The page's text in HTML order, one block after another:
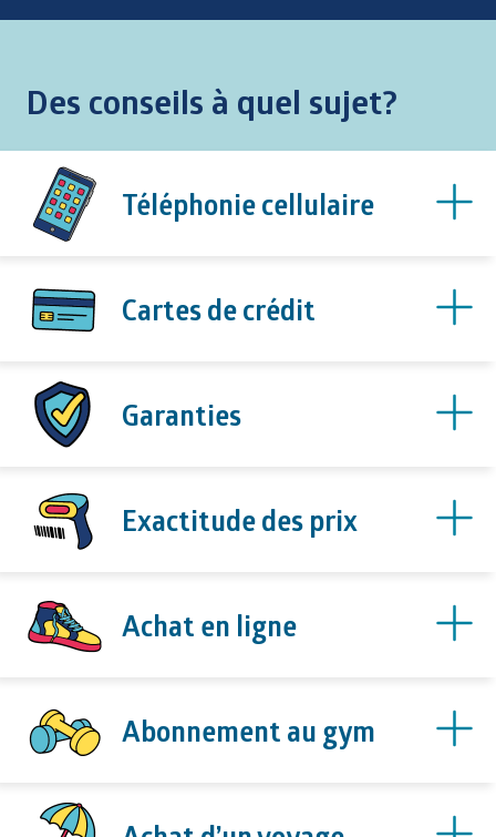
Des conseils à quel sujet?
Téléphonie cellulaire
Cartes de crédit
Garanties
Exactitude des prix
Achat en ligne
Abonnement au gym